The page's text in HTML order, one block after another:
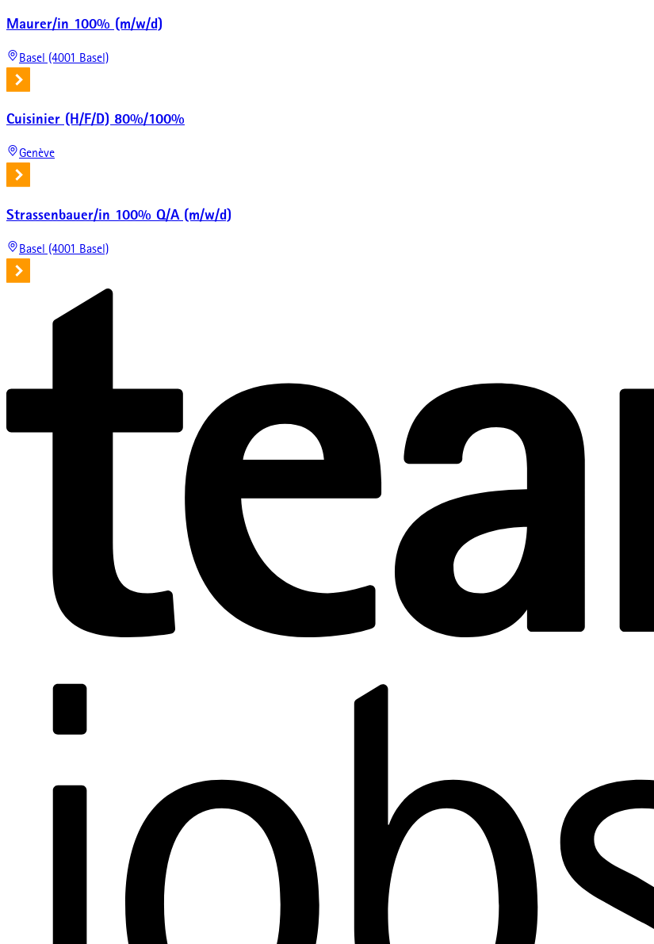
Maurer/in 100% (m/w/d)
Basel (4001 Basel)
Cuisinier (H/F/D) 80%/100%
Genève
Strassenbauer/in 100% Q/A (m/w/d)
Basel (4001 Basel)